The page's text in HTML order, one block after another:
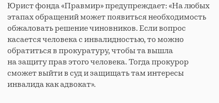
Юрист фонда «Правмир» предупреждает: «На любых
этапах обращений может появиться необходимость
обжаловать решение чиновников. Если вопрос
касается человека с инвалидностью, то можно
обратиться в прокуратуру, чтобы та вышла
на защиту прав этого человека. Тогда прокурор
сможет выйти в суд и защищать там интересы
инвалида как адвокат».